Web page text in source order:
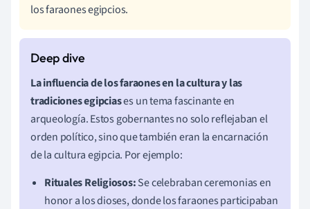
los faraones egipcios.
La influencia de los faraones en la cultura y las
tradiciones egipciases un tema fascinante en
arqueología. Estos gobernantes no solo reflejaban el
orden político, sino que también eran la encarnación
de la cultura egipcia. Por ejemplo:
Rituales Religiosos:Se celebraban ceremonias en
honor a los dioses, donde los faraones participaban